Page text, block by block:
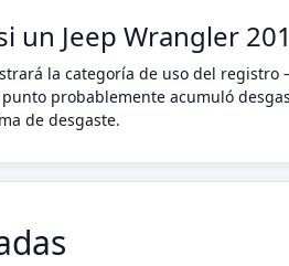
un Jeep Wrangler
la categoría de uso del
probablemente acumuló
de desgaste.